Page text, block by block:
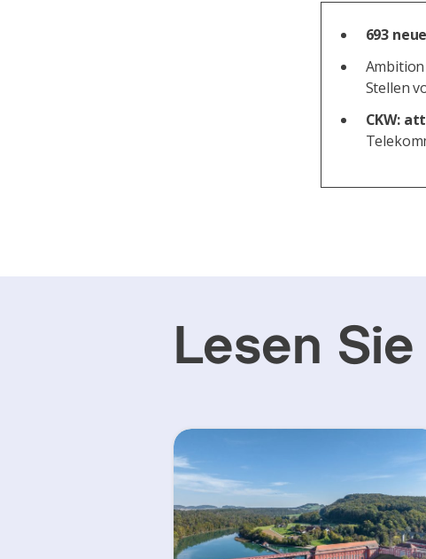
693
Ambition
Stellen
CKW:
Lesen